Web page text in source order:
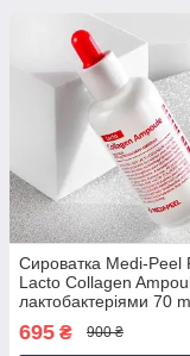
Сироватка Medi-Peel
Lacto Collagen
лактобактеріями 70
695 ₴ 900 ₴